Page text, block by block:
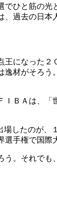
ひと筋の
過去の日本
になった
材がそろ
ＢＡは、
したのが
手権で国際
。それで